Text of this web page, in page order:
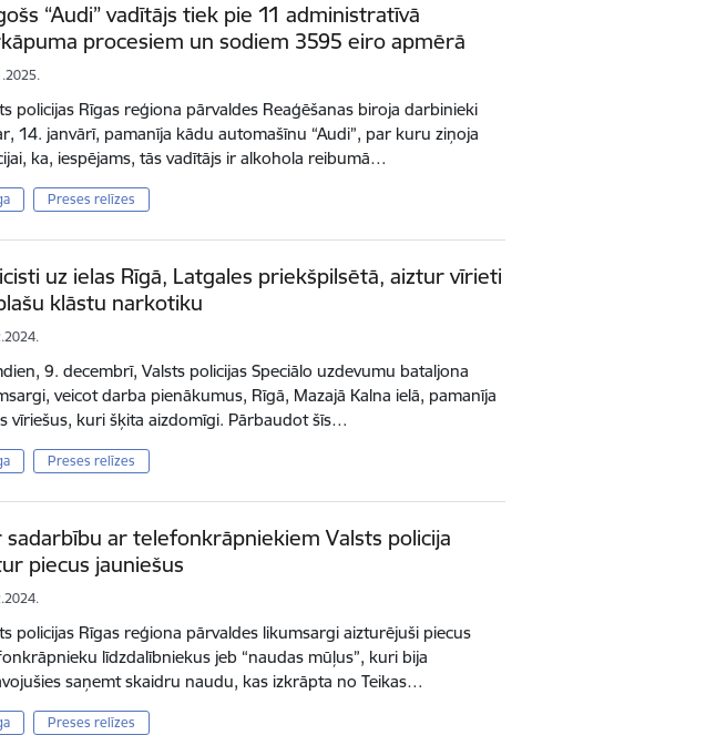
“Audi” vadītājs tiek pie 11 administratīvā
procesiem un sodiem 3595 eiro apmērā
policijas Rīgas reģiona pārvaldes Reaģēšanas biroja darbinieki
14. janvārī, pamanīja kādu automašīnu “Audi”, par kuru ziņoja
ka, iespējams, tās vadītājs ir alkohola reibumā…
Preses relīzes
uz ielas Rīgā, Latgales priekšpilsētā, aiztur vīrieti
klāstu narkotiku
9. decembrī, Valsts policijas Speciālo uzdevumu bataljona
veicot darba pienākumus, Rīgā, Mazajā Kalna ielā, pamanīja
vīriešus, kuri šķita aizdomīgi. Pārbaudot šīs…
Preses relīzes
sadarbību ar telefonkrāpniekiem Valsts policija
piecus jauniešus
policijas Rīgas reģiona pārvaldes likumsargi aizturējuši piecus
līdzdalībniekus jeb “naudas mūļus”, kuri bija
saņemt skaidru naudu, kas izkrāpta no Teikas…
Preses relīzes